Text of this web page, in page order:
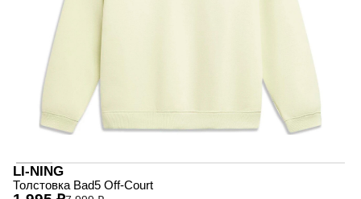
LI-NING
Толстовка Bad5 Off-Court